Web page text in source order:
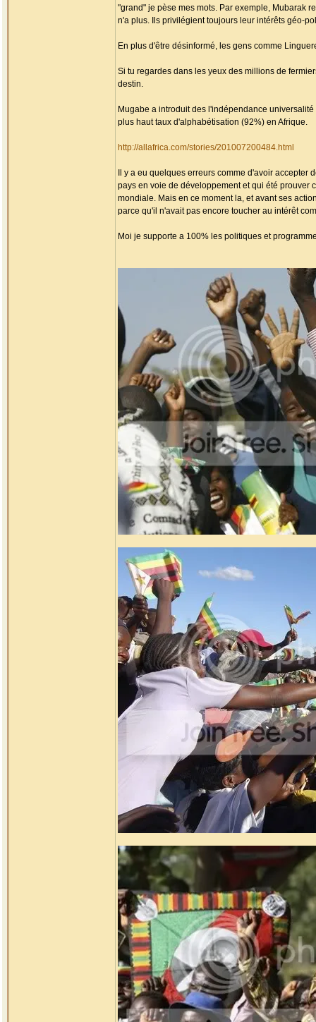
"grand" je pèse mes mots. Par exemple, Mubarak
n'a plus. Ils privilégient toujours leur intérêts géo-
En plus d'être désinformé, les gens comme
Si tu regardes dans les yeux des millions de
destin.
Mugabe a introduit des l'indépendance
plus haut taux d'alphabétisation (92%) en Afrique.
http://allafrica.com/stories/201007200484.html
Il y a eu quelques erreurs comme d'avoir
pays en voie de développement et qui été prouver
mondiale. Mais en ce moment la, et avant ses
parce qu'il n'avait pas encore toucher au intérêt
Moi je supporte a 100% les politiques et